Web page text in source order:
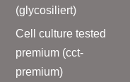
(glycosiliert)
Cell culture tested
premium (cct-
premium)